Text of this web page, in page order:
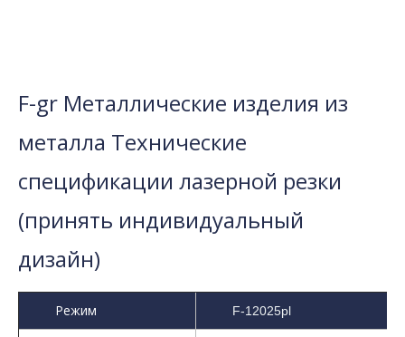
F-gr Металлические изделия из
металла Технические
спецификации лазерной резки
(принять индивидуальный
дизайн)
Режим F-12025pl